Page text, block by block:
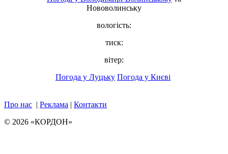
Нововолинську
вологість:
тиск:
вітер:
Погода у Луцьку Погода у Києві
Про нас | Реклама | Контакти
© 2026 «КОРДОН»